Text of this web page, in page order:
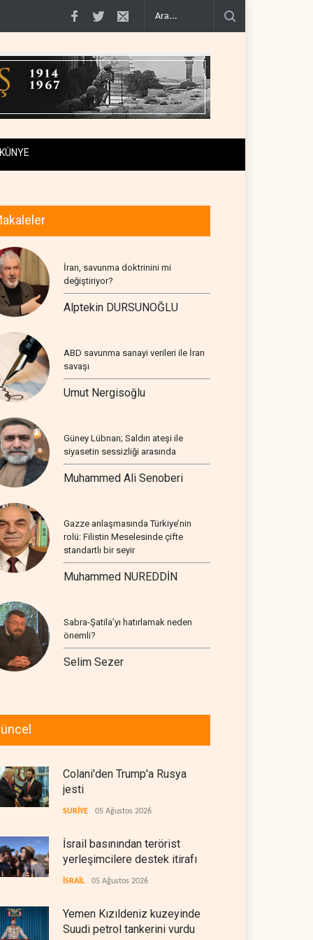
Yemen Kızıldeniz kuzeyinde Suudi petrol tankerini vurdu..
KÜNYE
İran, savunma doktrinini mi
değiştiriyor?
Alptekin DURSUNOĞLU
ABD savunma sanayi verileri ile İran
savaşı
Umut Nergisoğlu
Güney Lübnan; Saldırı ateşi ile
siyasetin sessizliği arasında
Muhammed Ali Senoberi
Gazze anlaşmasında Türkiye’nin
rolü: Filistin Meselesinde çifte
standartlı bir seyir
Muhammed NUREDDİN
Sabra-Şatila’yı hatırlamak neden
önemli?
Selim Sezer
Colani'den Trump'a Rusya
jesti
SURİYE 05 Ağustos 2026
İsrail basınından terörist
yerleşimcilere destek itirafı
İSRAİL 05 Ağustos 2026
Yemen Kızıldeniz kuzeyinde
Suudi petrol tankerini vurdu